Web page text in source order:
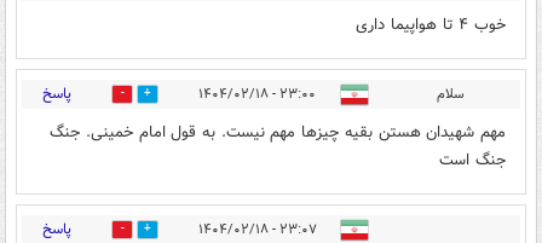
خوب ۴ تا هواپیما داری
سلام ۲۳:۰۰ - ۱۴۰۴/۰۲/۱۸ 1 پاسخ
مهم شهیدان هستن بقیه چیزها مهم نیست. به قول امام خمینی. جنگ
جنگ است
۲۳:۰۷ - ۱۴۰۴/۰۲/۱۸ 2 پاسخ